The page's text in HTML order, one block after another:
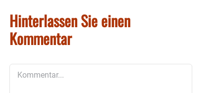
Hinterlassen Sie einen
Kommentar